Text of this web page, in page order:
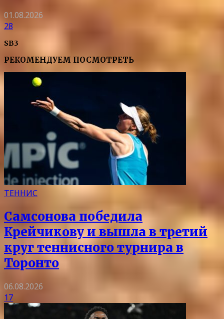
01.08.2026
28
SB3
РЕКОМЕНДУЕМ ПОСМОТРЕТЬ
ТЕННИС
Самсонова победила
Крейчикову и вышла в третий
круг теннисного турнира в
Торонто
06.08.2026
17